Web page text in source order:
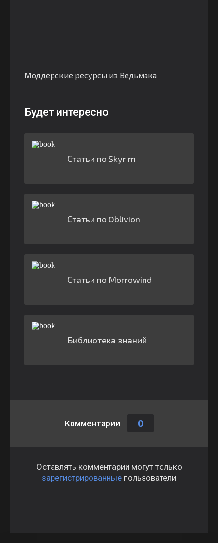
Моддерские ресурсы из Ведьмака
Будет интересно
Статьи по Skyrim
Статьи по Oblivion
Статьи по Morrowind
Библиотека знаний
Комментарии 0
Оставлять комментарии могут только
зарегистрированные пользователи